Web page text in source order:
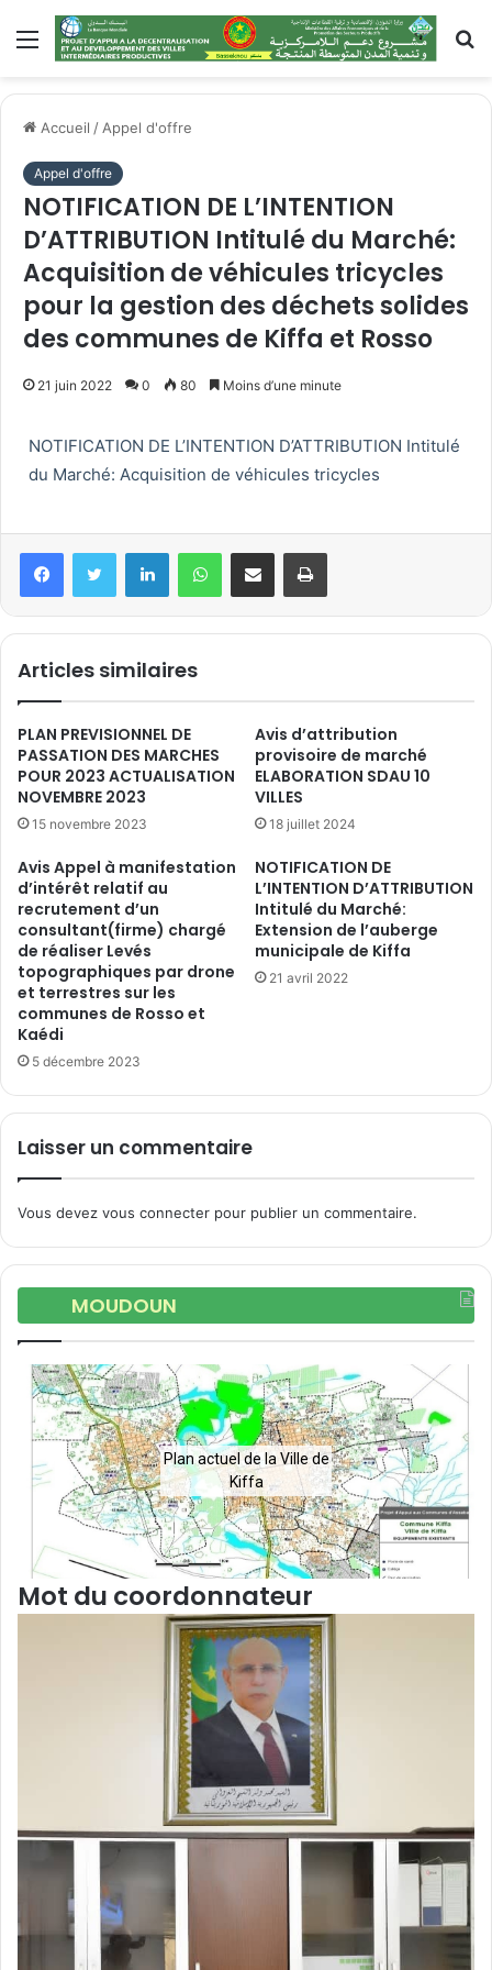
Accueil / Appel d'offre
Appel d'offre
NOTIFICATION DE L’INTENTION
D’ATTRIBUTION Intitulé du Marché:
Acquisition de véhicules tricycles
pour la gestion des déchets solides
des communes de Kiffa et Rosso
21 juin 2022 0 80 Moins d’une minute
NOTIFICATION DE L’INTENTION D’ATTRIBUTION Intitulé
du Marché: Acquisition de véhicules tricycles
Articles similaires
PLAN PREVISIONNEL DE
PASSATION DES MARCHES
POUR 2023 ACTUALISATION
NOVEMBRE 2023
15 novembre 2023
Avis d’attribution
provisoire de marché
ELABORATION SDAU 10
VILLES
18 juillet 2024
Avis Appel à manifestation
d’intérêt relatif au
recrutement d’un
consultant(firme) chargé
de réaliser Levés
topographiques par drone
et terrestres sur les
communes de Rosso et
Kaédi
5 décembre 2023
NOTIFICATION DE
L’INTENTION D’ATTRIBUTION
Intitulé du Marché:
Extension de l’auberge
municipale de Kiffa
21 avril 2022
Laisser un commentaire
Vous devez vous connecter pour publier un commentaire.
MOUDOUN
Plan actuel de la Ville de
Kiffa
Mot du coordonnateur